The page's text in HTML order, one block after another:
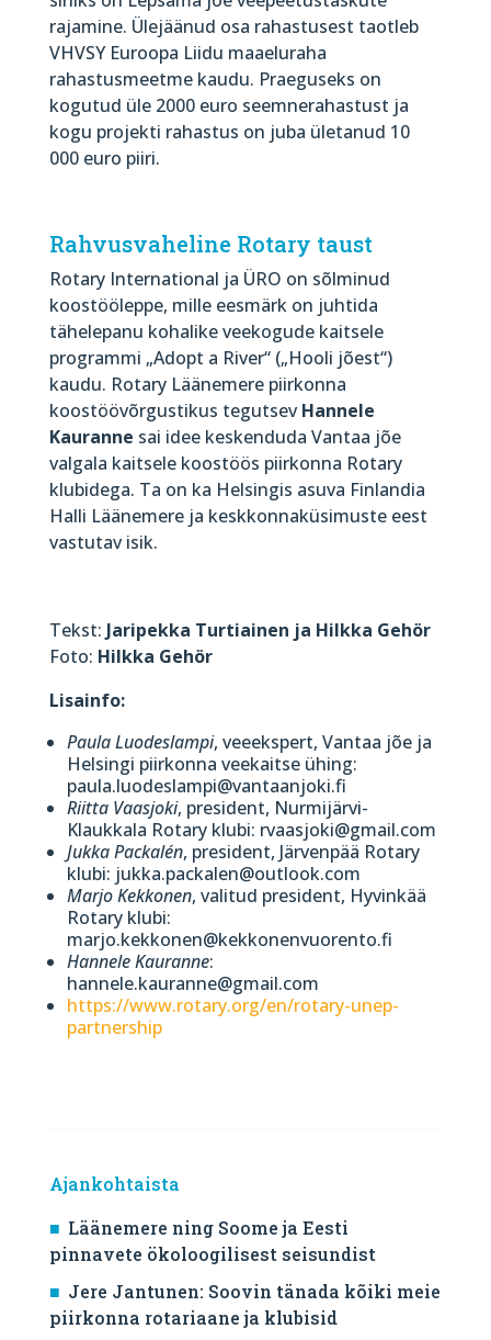
rajamine. Ülejäänud osa rahastusest taotleb
VHVSY Euroopa Liidu maaeluraha
rahastusmeetme kaudu. Praeguseks on
kogutud üle 2000 euro seemnerahastust ja
kogu projekti rahastus on juba ületanud 10
000 euro piiri.
Rahvusvaheline Rotary taust
Rotary International ja ÜRO on sõlminud
koostööleppe, mille eesmärk on juhtida
tähelepanu kohalike veekogude kaitsele
programmi „Adopt a River“ („Hooli jõest“)
kaudu. Rotary Läänemere piirkonna
koostöövõrgustikus tegutsev Hannele
Kauranne sai idee keskenduda Vantaa jõe
valgala kaitsele koostöös piirkonna Rotary
klubidega. Ta on ka Helsingis asuva Finlandia
Halli Läänemere ja keskkonnaküsimuste eest
vastutav isik.
Tekst: Jaripekka Turtiainen ja Hilkka Gehör
Foto: Hilkka Gehör
Lisainfo:
Paula Luodeslampi, veeekspert, Vantaa jõe ja
Helsingi piirkonna veekaitse ühing:
paula.luodeslampi@vantaanjoki.fi
Riitta Vaasjoki, president, Nurmijärvi-
Klaukkala Rotary klubi: rvaasjoki@gmail.com
Jukka Packalén, president, Järvenpää Rotary
klubi: jukka.packalen@outlook.com
Marjo Kekkonen, valitud president, Hyvinkää
Rotary klubi:
marjo.kekkonen@kekkonenvuorento.fi
Hannele Kauranne:
hannele.kauranne@gmail.com
https://www.rotary.org/en/rotary-unep-
partnership
Ajankohtaista
Läänemere ning Soome ja Eesti
pinnavete ökoloogilisest seisundist
Jere Jantunen: Soovin tänada kõiki meie
piirkonna rotariaane ja klubisid